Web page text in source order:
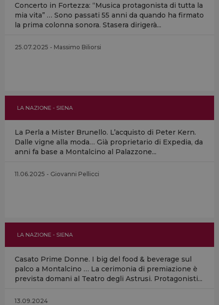
Concerto in Fortezza: “Musica protagonista di tutta la
mia vita” … Sono passati 55 anni da quando ha firmato
la prima colonna sonora. Stasera dirigerà...
25.07.2025 - Massimo Biliorsi
LA NAZIONE - SIENA
La Perla a Mister Brunello. L’acquisto di Peter Kern.
Dalle vigne alla moda… Già proprietario di Expedia, da
anni fa base a Montalcino al Palazzone...
11.06.2025 - Giovanni Pellicci
LA NAZIONE - SIENA
Casato Prime Donne. I big del food & beverage sul
palco a Montalcino … La cerimonia di premiazione è
prevista domani al Teatro degli Astrusi. Protagonisti...
13.09.2024